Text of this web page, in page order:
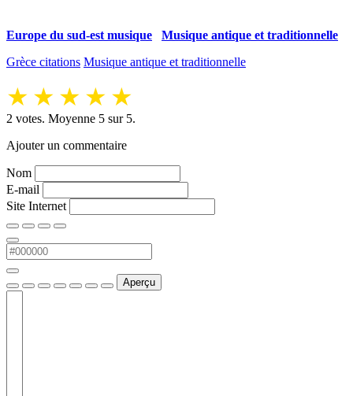
Europe du sud-est musique
Musique antique et traditionnelle
Grèce citations Musique antique et traditionnelle
★ ★ ★ ★ ★
2 votes. Moyenne 5 sur 5.
Ajouter un commentaire
Nom
E-mail
Site Internet
Aperçu